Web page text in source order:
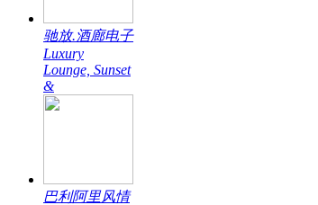
驰放.酒廊电子
Luxury
Lounge, Sunset
&
巴利阿里风情